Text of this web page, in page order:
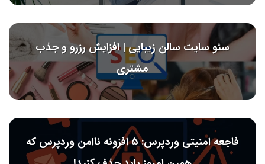
سئو سایت سالن زیبایی | افزایش رزرو و جذب
مشتری
فاجعه امنیتی وردپرس: ۵ افزونه ناامن وردپرس که